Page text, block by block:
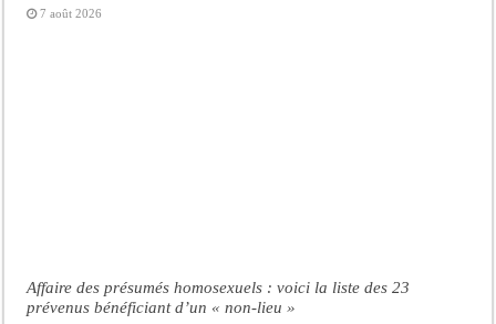
7 août 2026
Affaire des présumés homosexuels : voici la liste des 23
prévenus bénéficiant d’un « non-lieu »